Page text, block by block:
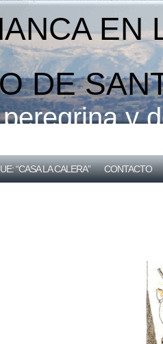
EN
DE
y
“CASA LA CALERA” CONTACTO